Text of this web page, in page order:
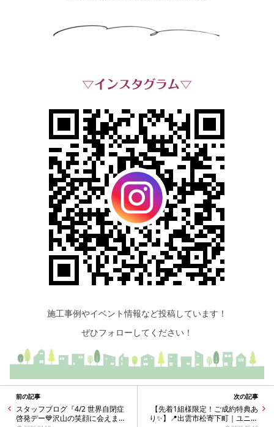
▽インスタグラム▽
施工事例やイベント情報など投稿しています！
ぜひフォローしてください！
前の記事
スタッフブログ『4/2 世界自閉症
啓発デー💙沢山の笑顔に会えまし
次の記事
【先着1組様限定！ご成約特典あ
り✨】📍出雲市松寄下町｜ユニバ